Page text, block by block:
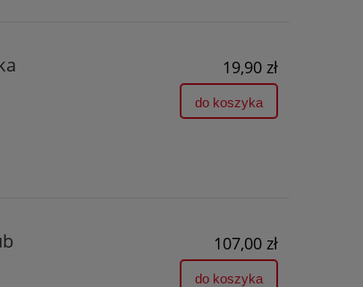
19,90 zł
do koszyka
107,00 zł
do koszyka